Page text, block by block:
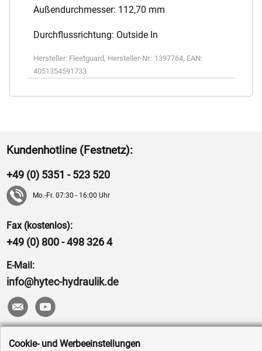
Außendurchmesser: 112,70 mm
Durchflussrichtung: Outside In
Hersteller: Fleetguard, Hersteller-Nr.: 1397764, EAN:
4051354591733
Kundenhotline (Festnetz):
+49 (0) 5351 - 523 520
Mo.-Fr. 07:30 - 16:00 Uhr
Fax (kostenlos):
+49 (0) 800 - 498 326 4
E-Mail:
info@hytec-hydraulik.de
Hilfe & Service
Cookie- und Werbeeinstellungen